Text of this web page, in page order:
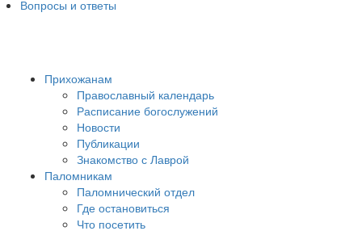
Вопросы и ответы
Прихожанам
Православный календарь
Расписание богослужений
Новости
Публикации
Знакомство с Лаврой
Паломникам
Паломнический отдел
Где остановиться
Что посетить